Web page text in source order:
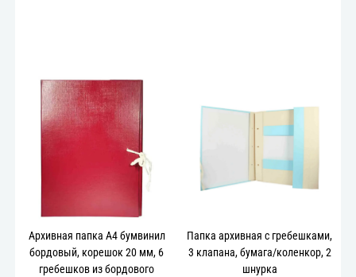
Архивная папка А4 бумвинил
бордовый, корешок 20 мм, 6
гребешков из бордового
Папка архивная с гребешками,
3 клапана, бумага/коленкор, 2
шнурка